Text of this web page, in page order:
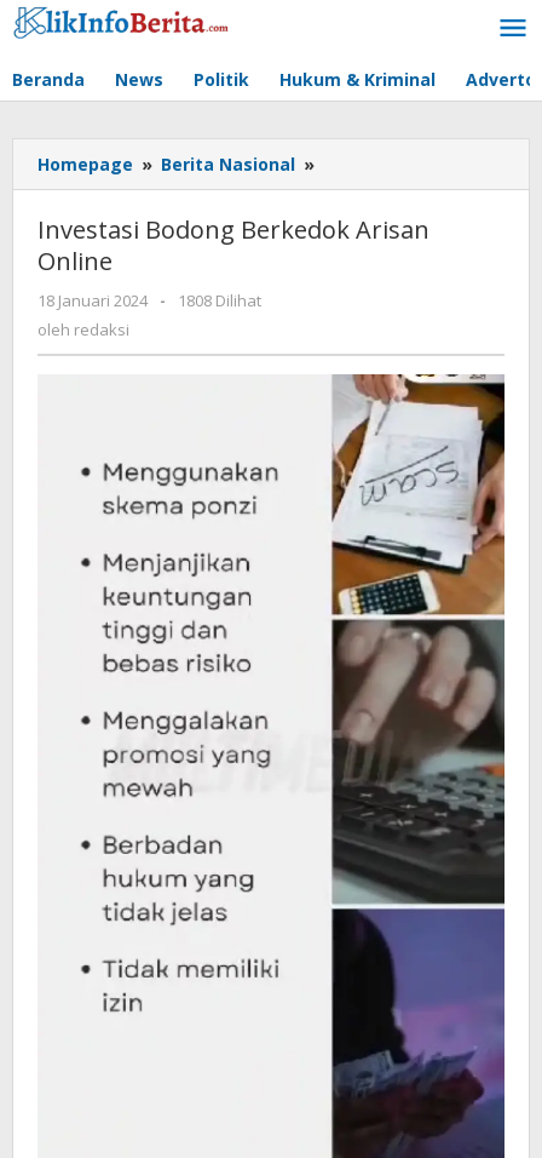
Lewati
ke
Beranda News Politik Hukum & Kriminal
Homepage » Berita Nasional »
Bodong
Arisan
Investasi Bodong Berkedok Arisan
Online
18 Januari 2024
oleh
-
1808 Dilihat
oleh redaksi